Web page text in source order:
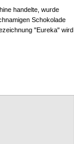
handelte, wurde
Schokolade
"Eureka" wird